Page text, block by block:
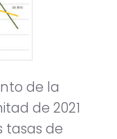
de la
de 2021
tasas de